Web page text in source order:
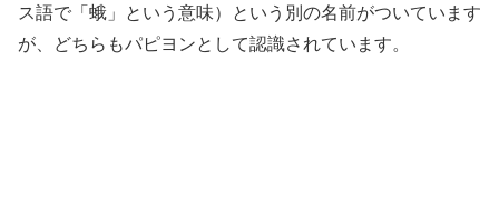
ス語で「蛾」という意味）という別の名前がついています
が、どちらもパピヨンとして認識されています。